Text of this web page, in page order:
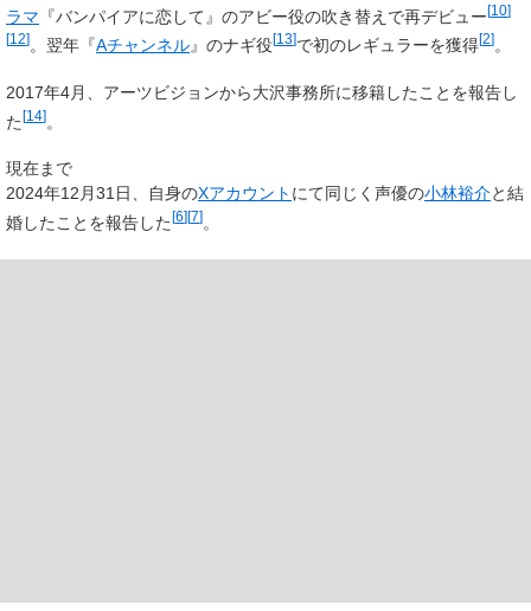
ラマ 『バンパイアに恋して』のアビー役の吹き替えで再デビュー[10]
[12] 。翌年『Aチャンネル』のナギ役[13]で初のレギュラーを獲得[2] 。
2017年4月、アーツビジョンから大沢事務所に移籍したことを報告し
た[14]。
現在まで
2024年12月31日、自身のXアカウント にて同じく声優の小林裕介と結
婚したことを報告した[6][7]。